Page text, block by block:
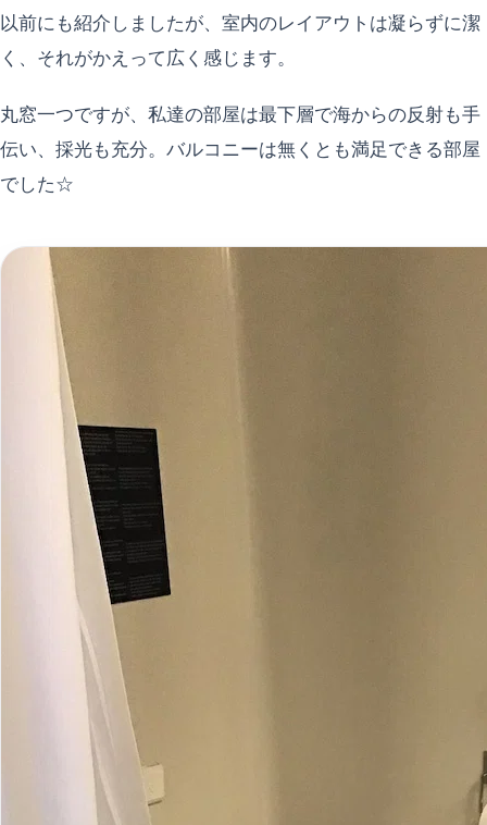
以前にも紹介しましたが、室内のレイアウトは凝らずに潔
く、それがかえって広く感じます。
丸窓一つですが、私達の部屋は最下層で海からの反射も手
伝い、採光も充分。バルコニーは無くとも満足できる部屋
でした☆